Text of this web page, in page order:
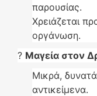
παρουσίας.
Χρειάζεται
οργάνωση.
? Μαγεία στον
Μικρά,
αντικείμενα.